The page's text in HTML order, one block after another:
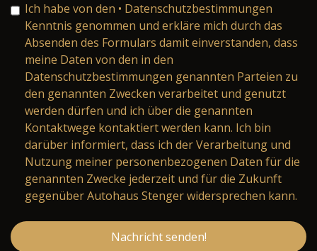
Ich habe von den • Datenschutzbestimmungen
Kenntnis genommen und erkläre mich durch das
Absenden des Formulars damit einverstanden, dass
meine Daten von den in den
Datenschutzbestimmungen genannten Parteien zu
den genannten Zwecken verarbeitet und genutzt
werden dürfen und ich über die genannten
Kontaktwege kontaktiert werden kann. Ich bin
darüber informiert, dass ich der Verarbeitung und
Nutzung meiner personenbezogenen Daten für die
genannten Zwecke jederzeit und für die Zukunft
gegenüber Autohaus Stenger widersprechen kann.
Nachricht senden!